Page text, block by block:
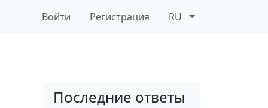
Войти Регистрация RU
Последние ответы